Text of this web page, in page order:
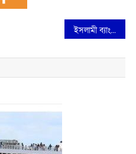
ইসলামী ব্যাংকের ম্যানেজারের নারীদের প্রতি যৌন হয়রানির, বিচারের দাবীতে মানববন্ধন